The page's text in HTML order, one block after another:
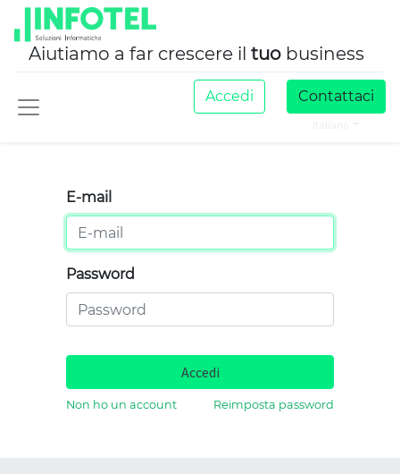
Aiutiamo a far crescere il tuo business
Accedi Contattaci
E-mail
Password
Accedi
Non ho un account Reimposta password